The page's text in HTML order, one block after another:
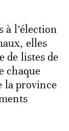
à l’élection
elles
de listes de
chaque
la province